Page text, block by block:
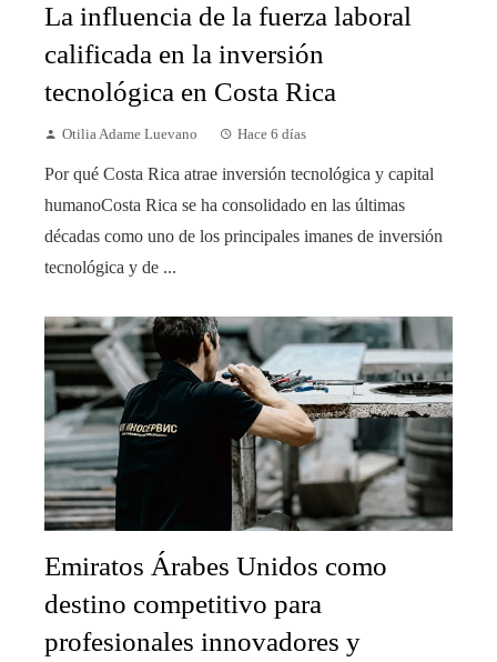
La influencia de la fuerza laboral
calificada en la inversión
tecnológica en Costa Rica
Otilia Adame Luevano Hace 6 días
Por qué Costa Rica atrae inversión tecnológica y capital
humanoCosta Rica se ha consolidado en las últimas
décadas como uno de los principales imanes de inversión
tecnológica y de ...
Emiratos Árabes Unidos como
destino competitivo para
profesionales innovadores y